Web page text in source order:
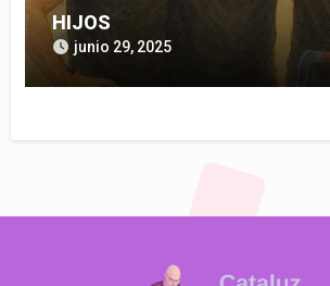
HIJOS
junio 29, 2025